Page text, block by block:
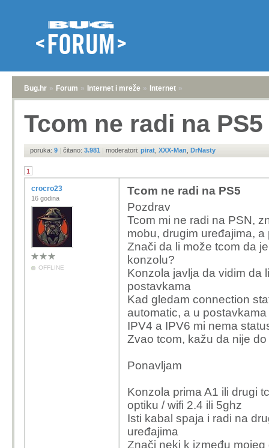
Bug.hr » Forum » Internet i mreže » Internet »
Tcom ne radi na PS5
poruka: 9 | čitano: 3.981 | moderatori: pirat XXX-Man DrNasty
1
crocro23
16 godina
OFFLINE
Tcom ne radi na PS5
Pozdrav
Tcom mi ne radi na PSN,
mobu, drugim uređajima,
Znači da li može tcom da
konzolu?
Konzola javlja da vidim da
postavkama
Kad gledam connection
automatic, a u
IPV4 a IPV6 mi nema
Zvao tcom, kažu da nije
Ponavljam
Konzola prima A1 ili drugi
optiku / wifi 2.4 ili 5ghz
Isti kabal spaja i radi na
uređajima
Znači neki k između